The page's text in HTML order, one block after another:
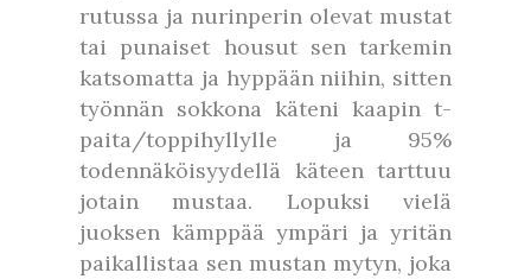
rutussa ja nurinperin olevat mustat
tai punaiset housut sen tarkemin
katsomatta ja hyppään niihin, sitten
työnnän sokkona käteni kaapin t-
paita/toppihyllylle ja 95%
todennäköisyydellä käteen tarttuu
jotain mustaa. Lopuksi vielä
juoksen kämppää ympäri ja yritän
paikallistaa sen mustan mytyn, joka